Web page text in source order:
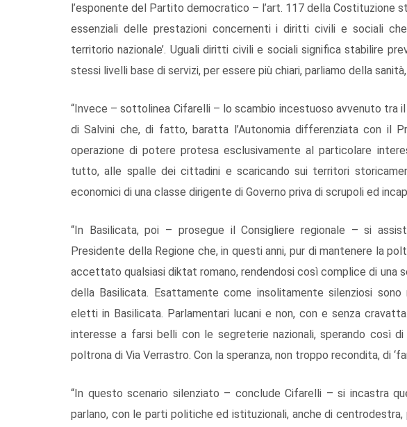
l’esponente del Partito democratico – l’art. 117 della Costituzione
essenziali delle prestazioni concernenti i diritti civili e sociali
territorio nazionale’. Uguali diritti civili e sociali significa stabilire
stessi livelli base di servizi, per essere più chiari, parliamo della
“Invece – sottolinea Cifarelli – lo scambio incestuoso avvenuto tra
di Salvini che, di fatto, baratta l’Autonomia differenziata con il
operazione di potere protesa esclusivamente al particolare
tutto, alle spalle dei cittadini e scaricando sui territori
economici di una classe dirigente di Governo priva di scrupoli ed
“In Basilicata, poi – prosegue il Consigliere regionale – si
Presidente della Regione che, in questi anni, pur di mantenere la
accettato qualsiasi diktat romano, rendendosi così complice di una
della Basilicata. Esattamente come insolitamente silenziosi sono
eletti in Basilicata. Parlamentari lucani e non, con e senza
interesse a farsi belli con le segreterie nazionali, sperando così
poltrona di Via Verrastro. Con la speranza, non troppo recondita, di
“In questo scenario silenziato – conclude Cifarelli – si incastra
parlano, con le parti politiche ed istituzionali, anche di